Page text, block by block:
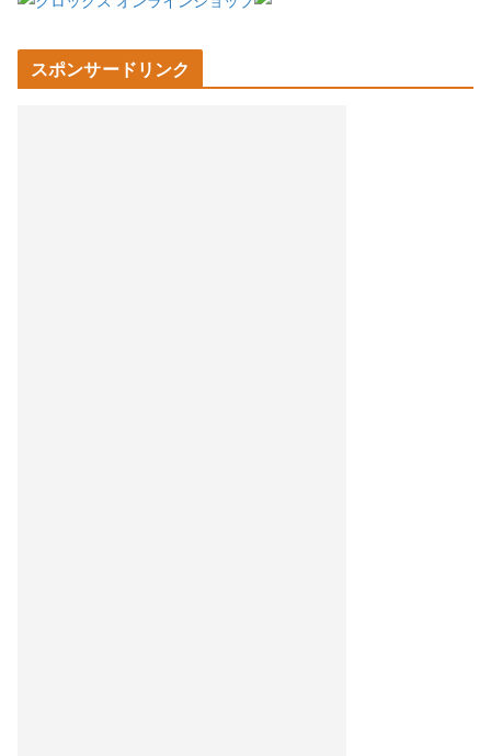
スポンサードリンク